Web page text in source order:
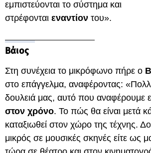
εμπιστεύονται το σύστημα και
στρέφονται εναντίον του».
Βάιος
Στη συνέχεια το μικρόφωνο πήρε ο
στο επάγγελμα, αναφέροντας:
δουλειά μας, αυτό που αναφέρουμε
στον χρόνο. Το πώς θα είναι μετά
καταξιωθεί στον χώρο της τέχνης.
μικρός σε μουσικές σκηνές είτε ως